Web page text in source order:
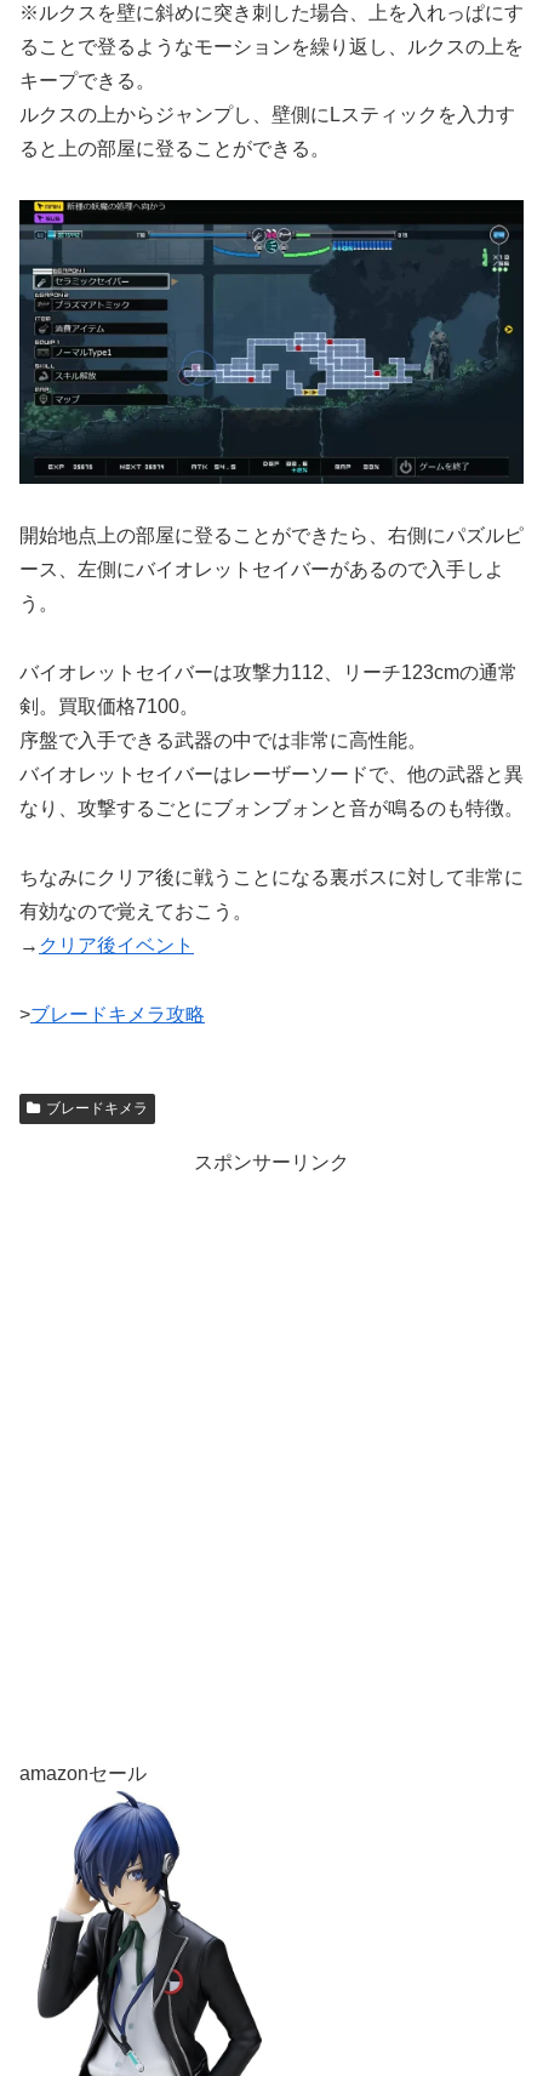
※ルクスを壁に斜めに突き刺した場合、上を入れっぱにす
ることで登るようなモーションを繰り返し、ルクスの上を
キープできる。
ルクスの上からジャンプし、壁側にLスティックを入力す
ると上の部屋に登ることができる。
開始地点上の部屋に登ることができたら、右側にパズルピ
ース、左側にバイオレットセイバーがあるので入手しよ
う。
バイオレットセイバーは攻撃力112、リーチ123cmの通常
剣。買取価格7100。
序盤で入手できる武器の中では非常に高性能。
バイオレットセイバーはレーザーソードで、他の武器と異
なり、攻撃するごとにブォンブォンと音が鳴るのも特徴。
ちなみにクリア後に戦うことになる裏ボスに対して非常に
有効なので覚えておこう。
→ クリア後イベント
>ブレードキメラ攻略
ブレードキメラ
スポンサーリンク
amazonセール